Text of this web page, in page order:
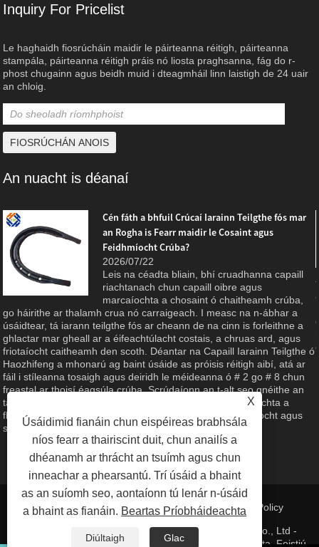
Inquiry For Pricelist
Le haghaidh fiosrúcháin maidir le páirteanna réitigh, páirteanna
stampála, páirteanna réitigh práis nó liosta praghsanna, fág do r-
phost chugainn agus beidh muid i dteagmháil linn laistigh de 24 uair
an chloig.
An nuacht is déanaí
Cén fáth a bhfuil Crúcaí Iarainn Teilgthe fós mar
an Rogha is Fearr maidir le Cosaint agus
Feidhmíocht Crúba?
2026/07/22
Leis na céadta bliain, bhí cruadhanna capaill
riachtanach chun capaill oibre agus
marcaíochta a chosaint ó chaitheamh crúba,
go háirithe ar thalamh crua nó carraigeach. I measc na n-ábhar a
úsáidtear, tá iarann ​​​​teilgthe fós ar cheann de na cinn is forleithne a
ghlactar mar gheall ar a éifeachtúlacht costais, a chruas ard, agus
friotaíocht caitheamh den scoth. Déantar na Capaill Iarainn Teilgthe ó
Haozhifeng a mhonarú ag baint úsáide as próisis réitigh aibí, atá ar
fáil i stíleanna tosaigh agus deiridh le méideanna ó # 2 go # 8 chun
freastal ar thoisí éagsúla crúba. Scrúdaíonn an t-alt seo gnéithe an
táirge, buntáistí ábhartha, agus an caighdeán déantúsaíochta a
fhágann gur rogha iontaofa é do chúram eachaí, talmhaíocht agus
spóirt eachaíochta.
Naisc| Sitemap |RSS|XML| |Privacy Policy
Cóipcheart © 2023 Qingdao Haozhifeng Machinery Co., Ltd -
Páirteanna Réitigh Alúmanam, Cuid Réitigh Infheistíochta, Feistiú
X
Úsáidimid fianáin chun eispéireas brabhsála
níos fearr a thairiscint duit, chun anailís a
dhéanamh ar thrácht an tsuímh agus chun
inneachar a phearsantú. Trí úsáid a bhaint
as an suíomh seo, aontaíonn tú lenár n-úsáid
a bhaint as fianáin. Beartas Príobháideachta
Diúltaigh Glac